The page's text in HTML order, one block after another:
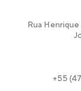
Rua
+55